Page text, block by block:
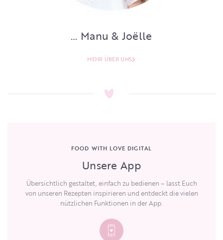
… Manu & Joëlle
MEHR ÜBER UNS
FOOD WITH LOVE DIGITAL
Unsere App
Übersichtlich gestaltet, einfach zu bedienen – lasst Euch
von unseren Rezepten inspirieren und entdeckt die vielen
nützlichen Funktionen in der App.